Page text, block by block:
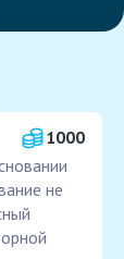
1000
не